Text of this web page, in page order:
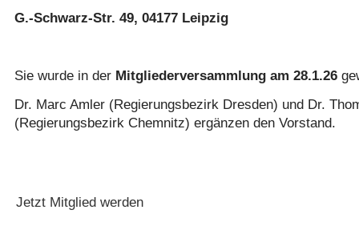
G.-Schwarz-Str. 49, 04177 Leipzig
Sie wurde in der Mitgliederversammlung am 28.1.26
Dr. Marc Amler (Regierungsbezirk Dresden) und Dr.
(Regierungsbezirk Chemnitz) ergänzen den Vorstand.
Jetzt Mitglied werden